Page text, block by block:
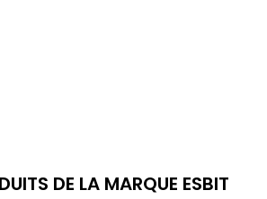
DE LA MARQUE ESBIT